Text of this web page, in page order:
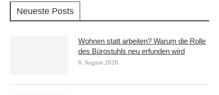
Neueste Posts
Wohnen statt arbeiten? Warum die Rolle
des Bürostuhls neu erfunden wird
6. August 2026